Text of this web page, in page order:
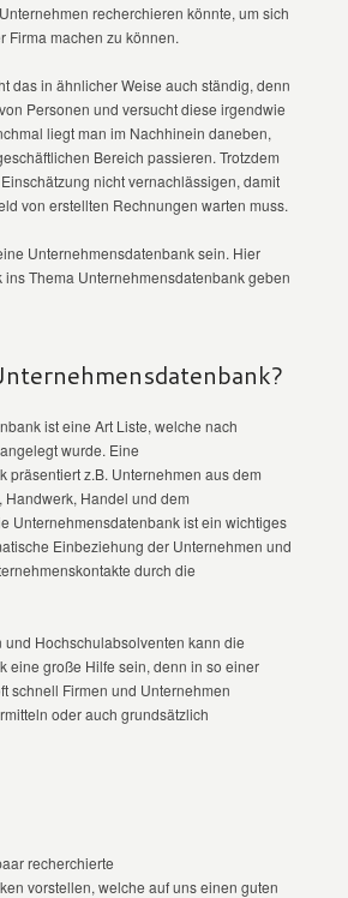
recherchieren könnte, um sich
Firma machen zu können.
das in ähnlicher Weise auch ständig, denn
Personen und versucht diese irgendwie
liegt man im Nachhinein daneben,
Bereich passieren. Trotzdem
nicht vernachlässigen, damit
von erstellten Rechnungen warten muss.
Unternehmensdatenbank sein. Hier
Thema Unternehmensdatenbank geben
ist eine Art Liste, welche nach
wurde. Eine
präsentiert z.B. Unternehmen aus dem
Handel und dem
Unternehmensdatenbank ist ein wichtiges
Einbeziehung der Unternehmen und
durch die
und Hochschulabsolventen kann die
eine große Hilfe sein, denn in so einer
schnell Firmen und Unternehmen
oder auch grundsätzlich
recherchierte
vorstellen, welche auf uns einen guten